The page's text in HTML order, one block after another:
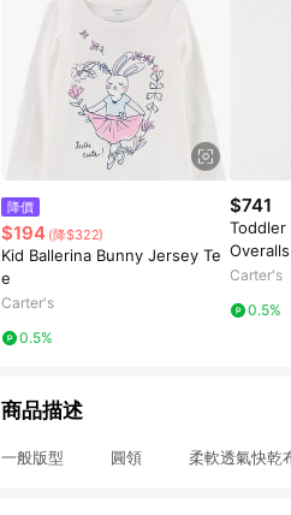
降價
$194 (降$322)
Kid Ballerina Bunny Jersey Te
e
Carter's
0.5%
$741
Toddler
Overalls
Carter's
0.5%
商品描述
一般版型 圓領 柔軟透氣快乾